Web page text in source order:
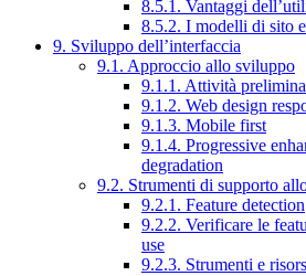
8.5.1. Vantaggi
8.5.2. I modelli di sito
9. Sviluppo dell’interfaccia
9.1. Approccio allo sviluppo
9.1.1. Attività
9.1.2. Web design
9.1.3. Mobile first
9.1.4. Progressive
degradation
9.2. Strumenti di supporto
9.2.1. Feature detection
9.2.2. Verificare le
use
9.2.3. Strumenti e